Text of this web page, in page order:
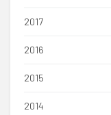
2017
2016
2015
2014